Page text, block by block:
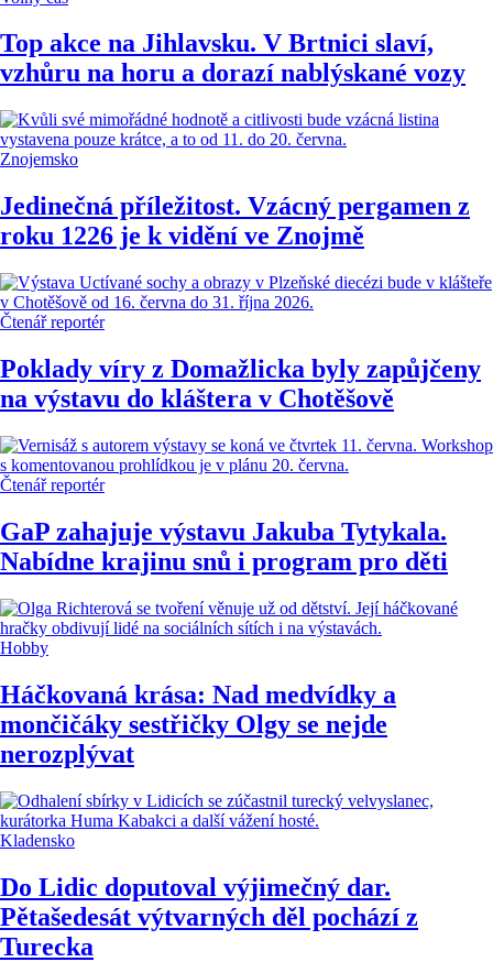
Top akce na Jihlavsku. V Brtnici slaví,
vzhůru na horu a dorazí nablýskané vozy
Znojemsko
Jedinečná příležitost. Vzácný pergamen z
roku 1226 je k vidění ve Znojmě
Čtenář reportér
Poklady víry z Domažlicka byly zapůjčeny
na výstavu do kláštera v Chotěšově
Čtenář reportér
GaP zahajuje výstavu Jakuba Tytykala.
Nabídne krajinu snů i program pro děti
Hobby
Háčkovaná krása: Nad medvídky a
mončičáky sestřičky Olgy se nejde
nerozplývat
Kladensko
Do Lidic doputoval výjimečný dar.
Pětašedesát výtvarných děl pochází z
Turecka